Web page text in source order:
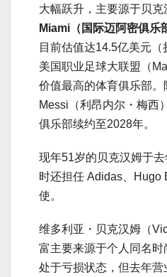
大幅跃升，主要源于贝克
Miami（国际迈阿密俱乐
目前估值达14.5亿美元
美国职业足球大联盟（
价值最高的体育俱乐部。
Messi（利昂内尔・梅西
俱乐部续约至2028年。
现年51岁的贝克汉姆于
时还担任 Adidas、Hugo
使。
维多利亚・贝克汉姆（
富主要来源于个人同名
处于亏损状态，但去年